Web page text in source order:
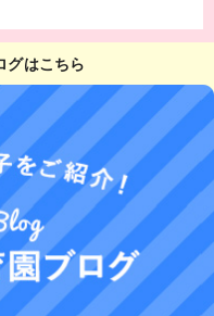
グはこちら